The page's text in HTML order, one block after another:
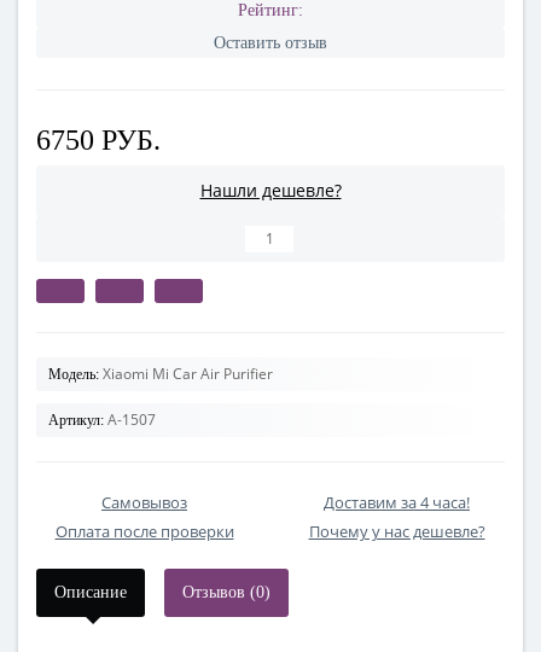
Рейтинг:
Оставить отзыв
6750 РУБ.
Нашли дешевле?
Модель: Xiaomi Mi Car Air Purifier
Артикул: A-1507
Самовывоз
Доставим за 4 часа!
Оплата после проверки
Почему у нас дешевле?
Описание Отзывов (0)